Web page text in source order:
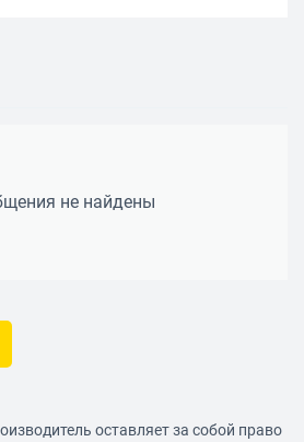
не найдены
оставляет за собой право